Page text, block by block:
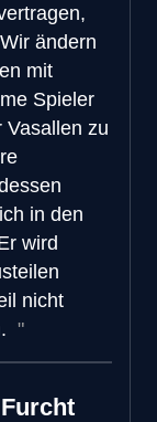
ändern
mit
Spieler
Vasallen zu
in den
wird
nicht